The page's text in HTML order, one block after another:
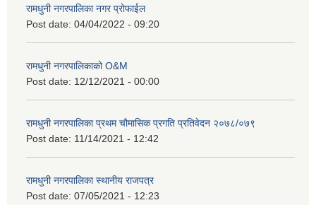
रामधुनी नगरपालिका नगर प्रोफाईल
Post date: 04/04/2022 - 09:20
रामधुनी नगरपालिकाको O&M
Post date: 12/12/2021 - 00:00
रामधुनी नगरपालिका प्रथम चौमासिक प्रगति प्रतिवेदन २०७८/०७९
Post date: 11/14/2021 - 12:42
रामधुनी नगरपालिका स्थानीय राजपत्र
Post date: 07/05/2021 - 12:23